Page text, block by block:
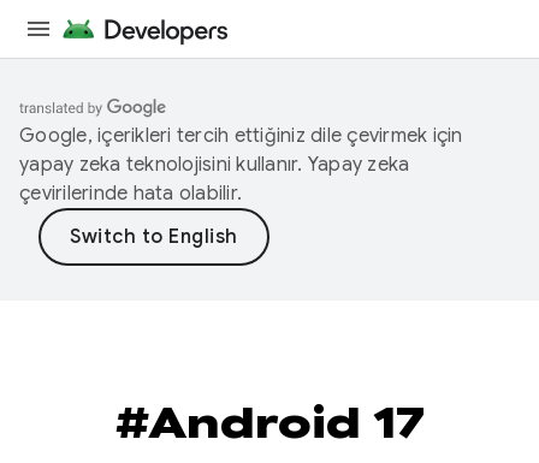
Google, içerikleri tercih ettiğiniz dile çevirmek için
yapay zeka teknolojisini kullanır. Yapay zeka
çevirilerinde hata olabilir.
#Android 17